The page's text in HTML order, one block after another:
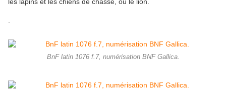
BnF latin 1076 f.7, numérisation BNF Gallica.